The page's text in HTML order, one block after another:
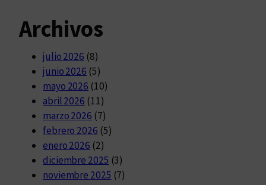
Archivos
julio 2026 (8)
junio 2026 (5)
mayo 2026 (10)
abril 2026 (11)
marzo 2026 (7)
febrero 2026 (5)
enero 2026 (2)
diciembre 2025 (3)
noviembre 2025 (7)